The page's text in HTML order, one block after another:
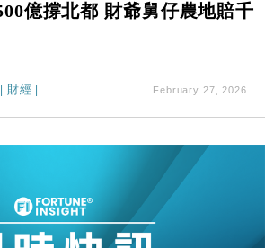
億撐北都 財爺舅仔農地賠千
財經 February 27, 2026